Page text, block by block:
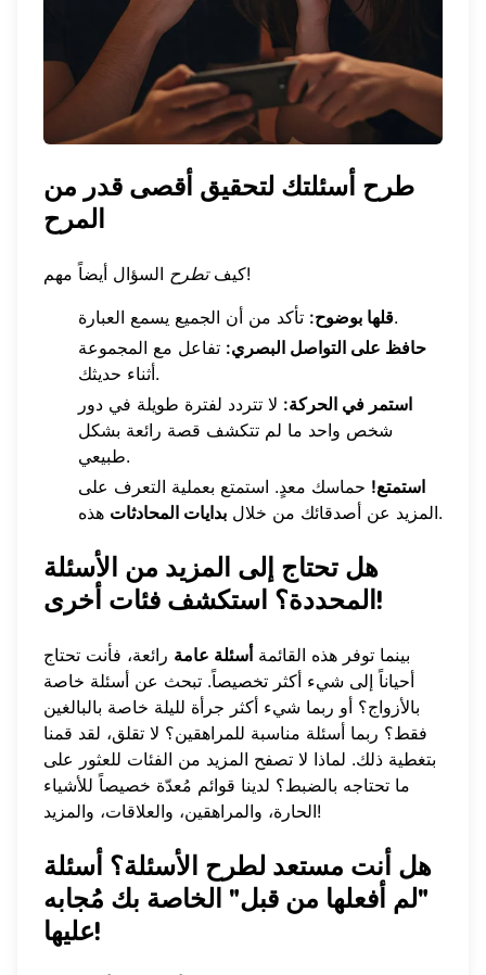
طرح أسئلتك لتحقيق أقصى قدر من
المرح
كيفتطرح
السؤال أيضاً مهم!
قلها بوضوح:تأكد من أن الجميع يسمع العبارة.
حافظ على التواصل البصري: تفاعل مع المجموعة
أثناء حديثك.
استمر في الحركة: لا تتردد لفترة طويلة في دور
شخص واحد ما لم تتكشف قصة رائعة بشكل
طبيعي.
استمتع! حماسك معدٍ. استمتع بعملية التعرف على
المزيد عن أصدقائك من خلال بدايات المحادثات هذه.
هل تحتاج إلى المزيد من الأسئلة
المحددة؟ استكشف فئات أخرى!
بينما توفر هذه القائمة أسئلة عامة رائعة، فأنت تحتاج
أحياناً إلى شيء أكثر تخصيصاً. تبحث عن أسئلة خاصة
بالأزواج؟ أو ربما شيء أكثر جرأة لليلة خاصة بالبالغين
فقط؟ ربما أسئلة مناسبة للمراهقين؟ لا تقلق، لقد قمنا
بتغطية ذلك. لماذا لا تصفح المزيد من الفئات للعثور على
ما تحتاجه بالضبط؟ لدينا قوائم مُعدّة خصيصاً للأشياء
الحارة، والمراهقين، والعلاقات، والمزيد!
هل أنت مستعد لطرح الأسئلة؟ أسئلة
"لم أفعلها من قبل" الخاصة بك مُجابه
عليها!